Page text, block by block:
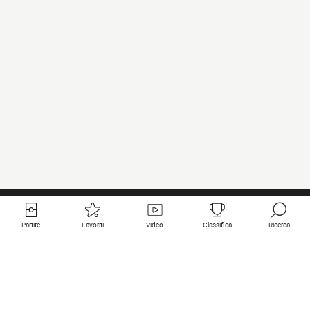
Partite Favoriti Video Classifica Ricerca